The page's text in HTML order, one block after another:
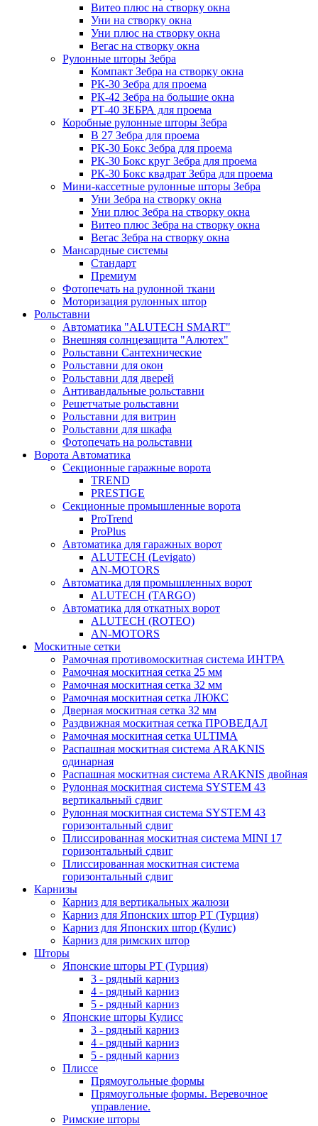
Витео плюс на створку окна
Уни на створку окна
Уни плюс на створку окна
Вегас на створку окна
Рулонные шторы Зебра
Компакт Зебра на створку окна
РК-30 Зебра для проема
РК-42 Зебра на большие окна
РТ-40 ЗЕБРА для проема
Коробные рулонные шторы Зебра
B 27 Зебра для проема
РК-30 Бокс Зебра для проема
РК-30 Бокс круг Зебра для проема
РК-30 Бокс квадрат Зебра для проема
Мини-кассетные рулонные шторы Зебра
Уни Зебра на створку окна
Уни плюс Зебра на створку окна
Витео плюс Зебра на створку окна
Вегас Зебра на створку окна
Мансардные системы
Стандарт
Премиум
Фотопечать на рулонной ткани
Моторизация рулонных штор
Рольставни
Автоматика "ALUTECH SMART"
Внешняя солнцезащита "Алютех"
Рольставни Сантехнические
Рольставни для окон
Рольставни для дверей
Антивандальные рольставни
Решетчатые рольставни
Рольставни для витрин
Рольставни для шкафа
Фотопечать на рольставни
Ворота Автоматика
Секционные гаражные ворота
TREND
PRESTIGE
Секционные промышленные ворота
ProTrend
ProPlus
Автоматика для гаражных ворот
ALUTECH (Levigato)
AN-MOTORS
Автоматика для промышленных ворот
ALUTECH (TARGO)
Автоматика для откатных ворот
ALUTECH (ROTEO)
AN-MOTORS
Москитные сетки
Рамочная противомоскитная система ИНТРА
Рамочная москитная сетка 25 мм
Рамочная москитная сетка 32 мм
Рамочная москитная сетка ЛЮКС
Дверная москитная сетка 32 мм
Раздвижная москитная сетка ПРОВЕДАЛ
Рамочная москитная сетка ULTIMA
Распашная москитная система ARAKNIS
одинарная
Распашная москитная система ARAKNIS двойная
Рулонная москитная система SYSTEM 43
вертикальный сдвиг
Рулонная москитная система SYSTEM 43
горизонтальный сдвиг
Плиссированная москитная система MINI 17
горизонтальный сдвиг
Плиссированная москитная система
горизонтальный сдвиг
Карнизы
Карниз для вертикальных жалюзи
Карниз для Японских штор РТ (Турция)
Карниз для Японских штор (Кулис)
Карниз для римских штор
Шторы
Японские шторы РТ (Турция)
3 - рядный карниз
4 - рядный карниз
5 - рядный карниз
Японские шторы Кулисс
3 - рядный карниз
4 - рядный карниз
5 - рядный карниз
Плиссе
Прямоугольные формы
Прямоугольные формы. Веревочное
управление.
Римские шторы